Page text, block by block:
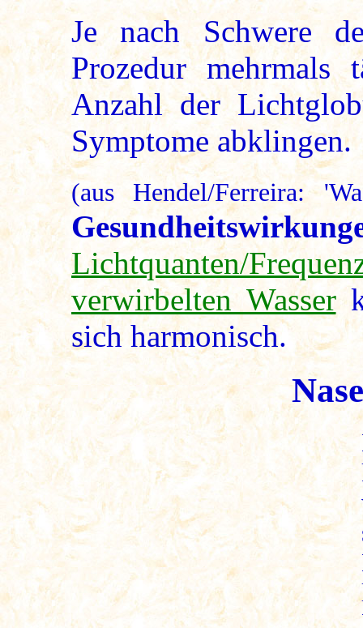
Je nach Schwere
Prozedur
Anzahl der
Symptome abklingen.
(aus Hendel/Ferreira:
Lichtquanten/
verwirbelten Wasser
sich harmonisch.